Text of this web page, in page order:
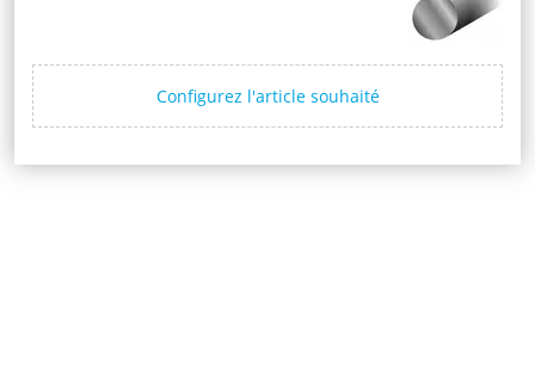
Configurez l'article souhaité